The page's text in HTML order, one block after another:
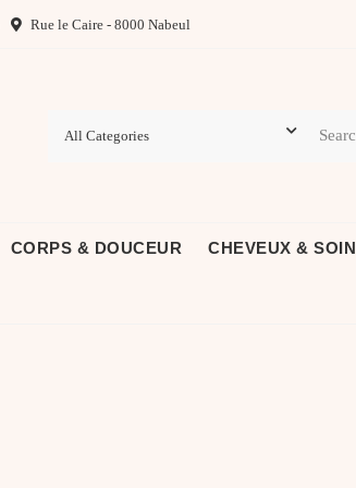
Rue le Caire - 8000 Nabeul
CORPS & DOUCEUR CHEVEUX & SOIN